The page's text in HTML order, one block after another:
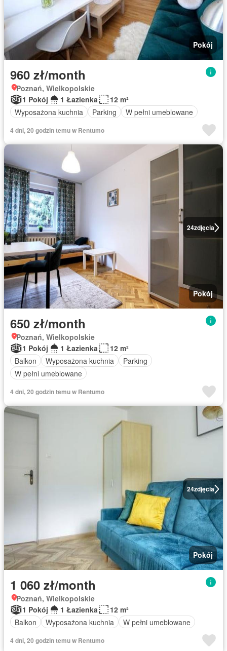
Pokój
960 zł/month
Poznań, Wielkopolskie
1 Pokój
1 Łazienka
12 m²
Wyposażona kuchnia
Parking W pełni umeblowane
4 dni, 20 godzin temu w Rentumo
24zdjęcia
Pokój
650 zł/month
Poznań, Wielkopolskie
1 Pokój
1 Łazienka
12 m²
Balkon
Wyposażona kuchnia
Parking
W pełni umeblowane
4 dni, 20 godzin temu w Rentumo
24zdjęcia
Pokój
1 060 zł/month
Poznań, Wielkopolskie
1 Pokój
1 Łazienka
12 m²
Balkon
Wyposażona kuchnia W pełni umeblowane
4 dni, 20 godzin temu w Rentumo